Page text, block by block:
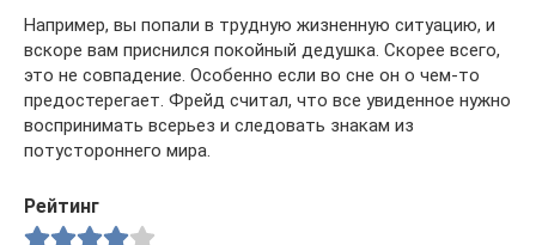
Например, вы попали в трудную жизненную ситуацию, и
вскоре вам приснился покойный дедушка. Скорее всего,
это не совпадение. Особенно если во сне он о чем-то
предостерегает. Фрейд считал, что все увиденное нужно
воспринимать всерьез и следовать знакам из
потустороннего мира.
Рейтинг